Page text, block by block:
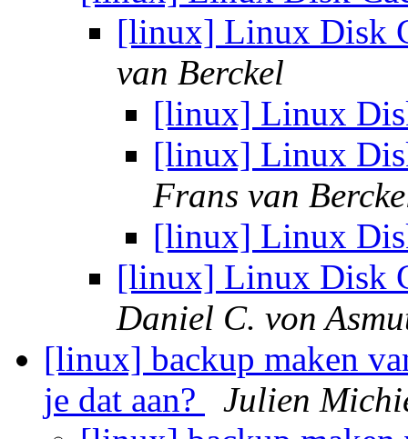
[linux] Linux Disk
van Berckel
[linux] Linux
[linux] Linux
Frans van
[linux] Linux
[linux] Linux Disk
Daniel C. von
[linux] backup maken
je dat aan?
Julien